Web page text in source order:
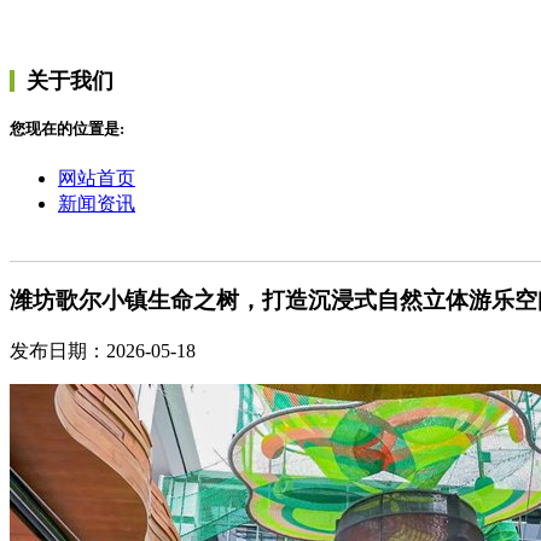
关于我们
您现在的位置是:
网站首页
新闻资讯
潍坊歌尔小镇生命之树，打造沉浸式自然立体游乐
发布日期：2026-05-18